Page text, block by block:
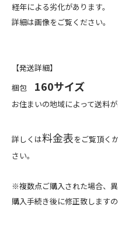
経年による劣化があります。
詳細は画像をご覧ください。
【発送詳細】
梱包 160サイズ
お住まいの地域によって送料が
詳しくは料金表をご覧頂く
さい。
※複数点ご購入された場合、異
購入手続き後に修正致します